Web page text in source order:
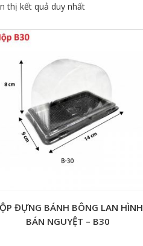
thị kết quả duy nhất
ĐỰNG BÁNH BÔNG LAN HÌNH
BÁN NGUYỆT – B30